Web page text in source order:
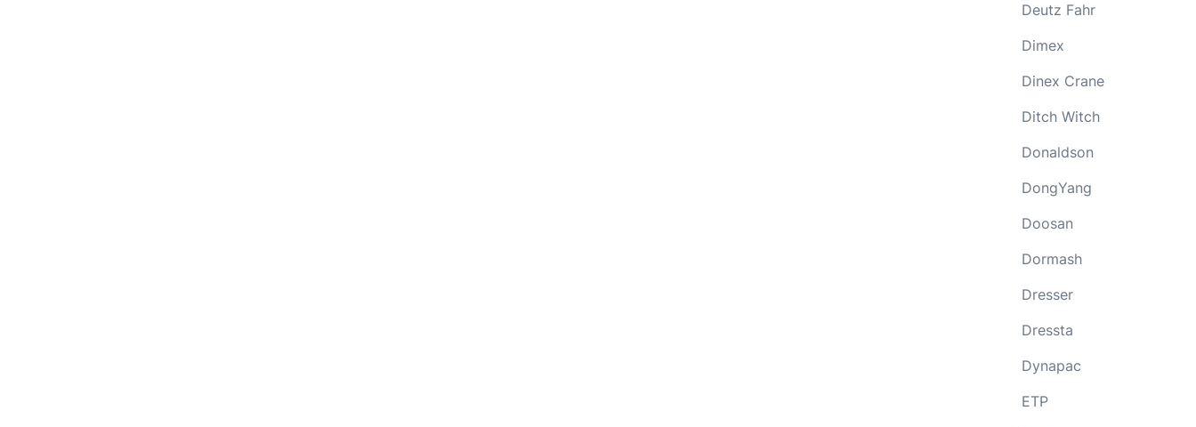
Deutz Fahr
Dimex
Dinex Crane
Ditch Witch
Donaldson
DongYang
Doosan
Dormash
Dresser
Dressta
Dynapac
ETP